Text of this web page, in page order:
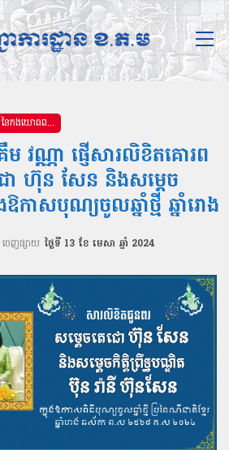
អគ្គបញ្ជាការដ្ឋាននៃកងយោធពលខេមរភូមិន្ទ
វណ្ណា ផ្ញើសារលិខិតគោរព
ោ ហ៊ុន សែន និងសម្ដេច
ឱកាសបុណ្យចូលឆ្នាំថ្មី ឆ្នាំរោង
ចេញផ្សាយ ថ្ងៃទី 13 ខែ មេសា ឆ្នាំ 2024